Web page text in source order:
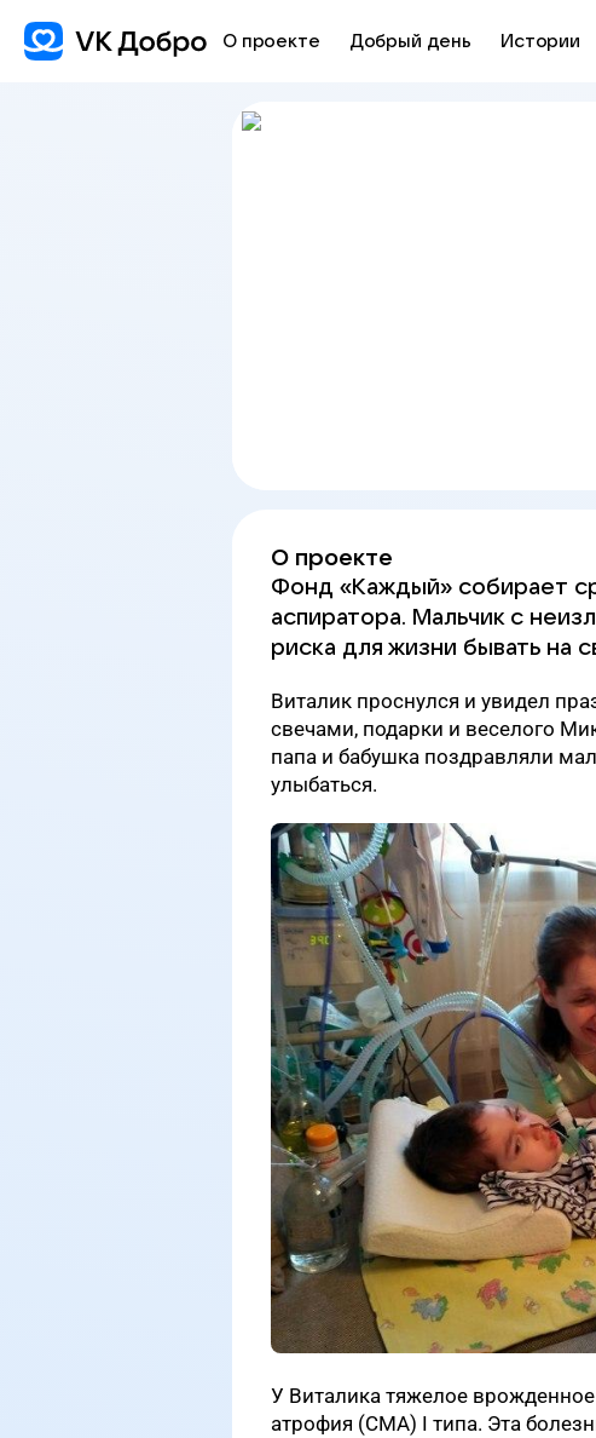
О проекте Добрый день Истории
О проекте
Фонд «Каждый» собирает
аспиратора. Мальчик с
риска для жизни бывать на
Виталик проснулся и увидел
свечами, подарки и веселого
папа и бабушка поздравляли
улыбаться.
У Виталика тяжелое
атрофия (СМА) I типа. Эта